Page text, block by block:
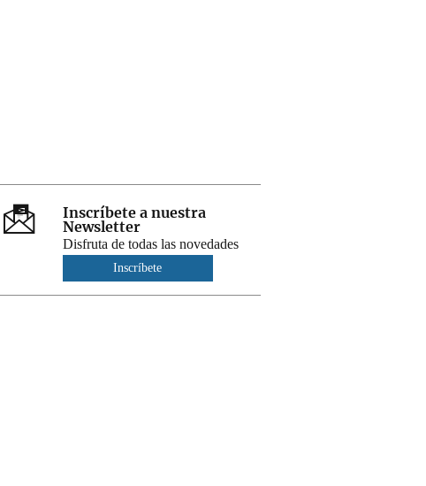
Inscríbete a nuestra
Newsletter
Disfruta de todas las novedades
Inscríbete